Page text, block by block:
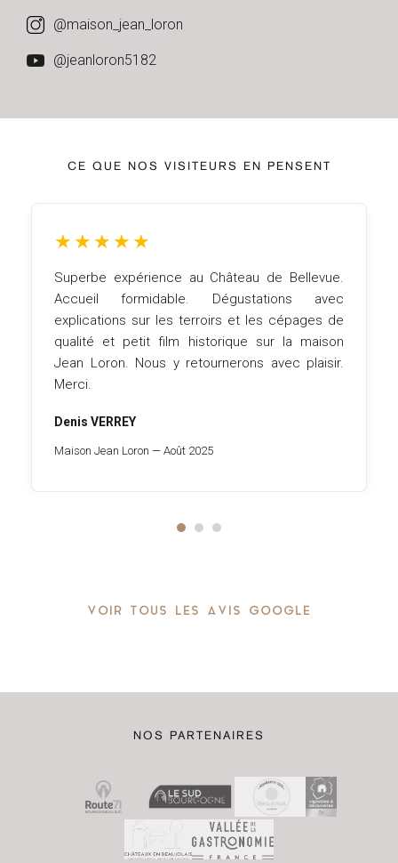
@maison_jean_loron
@jeanloron5182
CE QUE NOS VISITEURS EN PENSENT
★ ★ ★ ★ ★
Superbe expérience au Château de Bellevue.
Accueil formidable. Dégustations avec
explications sur les terroirs et les cépages de
qualité et petit film historique sur la maison
Jean Loron. Nous y retournerons avec plaisir.
Merci.
Denis VERREY
Maison Jean Loron — Août 2025
VOIR TOUS LES AVIS GOOGLE
NOS PARTENAIRES